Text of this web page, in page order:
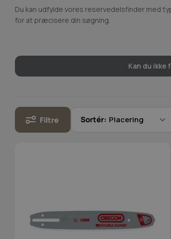
Du kan udfylde vores reservedelsfinder med
for at præcisere din søgning.
Kan du ikke
Filtre Sortér: